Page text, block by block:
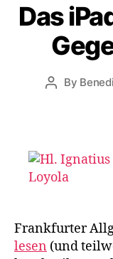
Das
Post
By
Frankfurter
lesen (und